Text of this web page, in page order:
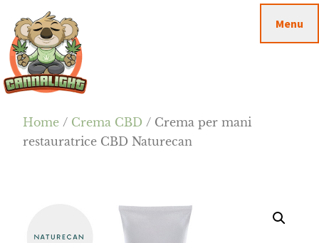
contenuto
principale
alla
barra
laterale
primaria
footer
Cannalight.it
Menu
Home / Crema CBD / Crema per mani
restauratrice CBD Naturecan